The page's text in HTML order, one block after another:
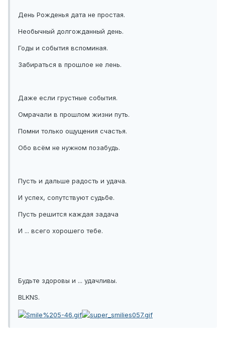
День Рожденья дата не простая.
Необычный долгожданный день.
Годы и события вспоминая.
Забираться в прошлое не лень.
Даже если грустные события.
Омрачали в прошлом жизни путь.
Помни только ощущения счастья.
Обо всём не нужном позабудь.
Пусть и дальше радость и удача.
И успех, сопутствуют судьбе.
Пусть решится каждая задача
И ... всего хорошего тебе.
Будьте здоровы и ... удачливы.
BLKNS.